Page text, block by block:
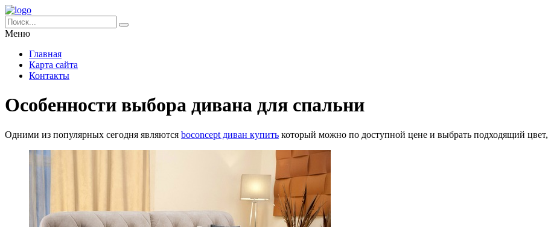
Меню
Главная
Карта сайта
Контакты
Особенности выбора дивана для спальни
Одними из популярных сегодня являются boconcept диван купить который можно по доступной цене и выбрать подходящий